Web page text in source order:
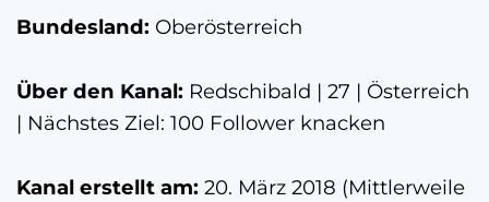
Bundesland: Oberösterreich
Über den Kanal: Redschibald | 27 | Österreich
| Nächstes Ziel: 100 Follower knacken
Kanal erstellt am: 20. März 2018 (Mittlerweile